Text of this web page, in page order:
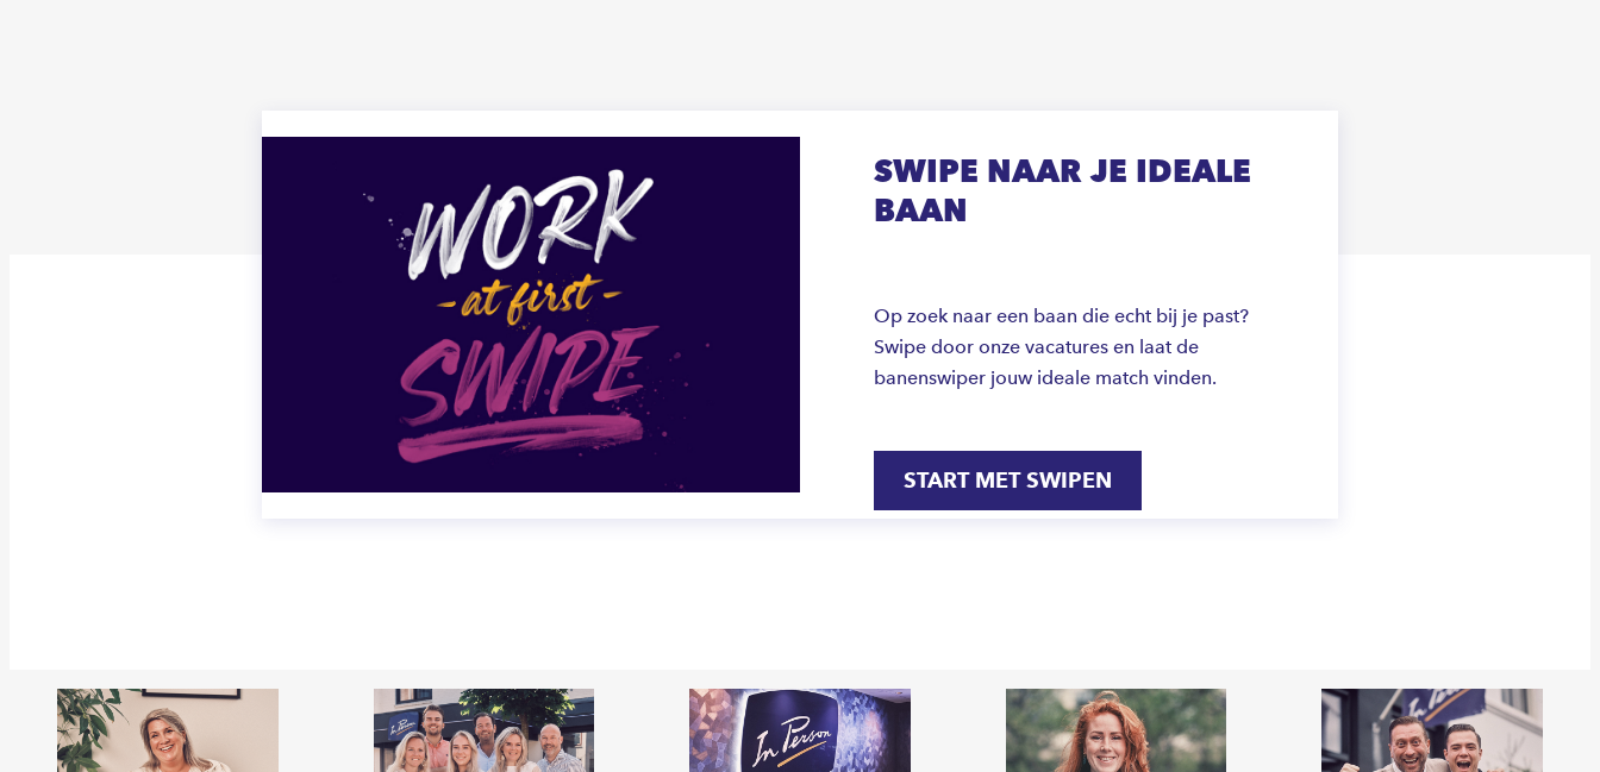
SWIPE NAAR JE IDEALE
BAAN
Op zoek naar een baan die echt bij je past?
Swipe door onze vacatures en laat de
banenswiper jouw ideale match vinden.
START MET SWIPEN